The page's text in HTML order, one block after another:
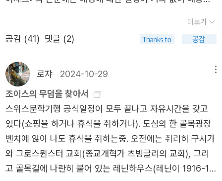
같았으나 뒤편의 유익한 작품 해설 덕분에 충분히 해결할 수
있으니 읽어보고 싶은 사람들에게 도전해 보라고 말할 수 있
다. ​
실에 내쫓기듯 살아온 삶에 완전히 지친상태였습니다. 마을
에 도착해 오벌린 가족은 렌츠를 따뜻하게 대해주지만 오벌
이 지속됩니다. 미움이나 사랑, 의망은 없어지고 끔찍한 공
허와 고통과 불안만 남았습니다. 우리가 존재하는 이유에 대
해 사유해 보고 싶은 책입니다.
인물을 모델로 해서 쓰여진 희곡으로 군인이었던 보이체크
가 자신의 애인을 찔러 살해한 사건을 바탕으로 쓰여졌다. 1
836년에 쓰여진 이 작품은 '현대의 비극'으로 불린다. 사회
는가 등의 심오한 질문을 던지는 작품이다. 주인공 보이체크
는 이발병, 잡역병으로 일하는 군대 졸병이다. 가난했던 터
라 제대로 배우지도 못했고, 결혼비용 때문에 결혼식도 못
올린 채 아기를 가졌으며, 그것 때문에 부도덕하다며 손가락
질을 받는 하층민이다. 돈에 궁했던 보이체크는 온갖 천한
일을 하고, 실험대상이 되어 완두콩만 섭취하면서 오로지 아
내와 아이를 위해 푼돈을 벌며 살아간다. ​보이체크 속 대부
분의 등장인물들은 이름보다는 각 사회계층을 상징하는 신
무한한 잠재성을 가지고 있다. 그 연유는 그만의 독특한 시
선의 예리한 단면이 보여주는 새로운 풍경 때문일 것이다.
사회와 개인이 가지는 피할 수 없는 부조리함, 혁명을 불러
일으키는 심연에서부터 올라오는 분노, 격동하는 투쟁의 동
력은 그의 시선에서 빛을 발한다. 사랑에서 조차 그는 완벽
하면서도 부조리하고, 도피만을 원하는 이기적인 사랑을 찾
아내는 눈을 가지고 있다. <보이체크>와 마찬가지로 실존
인물을 바탕으로 쓴 <렌츠>에서는 정치 비판보다 인간 존
재 자체에 대한 그의 시각도 느낄 수 있었다. 악화되는 정신
병을 극복하고자 노력하는 렌츠의 서신을 기반으로 쓰인 단
편은 의학자이기도 한 뷔히너의 깊은 이해와 공감을 느낄 수
미완성 희곡이다. 오스트리아 작가이자 출판업자인 카를 에
상에 나올 수 있었다. 이 희곡의 주인공인 보이체크는 실존
인물이다. ‘요한 크리스티안 보이체크’가 1821년 어떤 과부
를 살해하고, 1824년 라이프치히 시청 앞 광장에서 공개 처
형되었다. 보이체크는 어린 시절부터 힘든 삶을 살아갔고 용
병으로 군대를 전전한다. 군 생활을 마감하고 1818년 라이
프치히로 돌아와 과부 우스트와 연인관계가 되지만, 그녀가
다른 남자들을 만나자 보이체크는 칼로 찔러 죽인다. 그동안
더보기
공감 (41) 댓글 (2)
로쟈 2024-10-29
조이스의 무덤을 찾아서
스위스문학기행 공식일정이 모두 끝나고 자유시간을 갖고
있다(쇼핑을 하거나 휴식을 취하거나). 도심의 한 골목광장
벤치에 앉아 나도 휴식을 취하는중. 오전에는 취리히 구시가
와 그로스뮌스터 교회(종교개혁가 츠빙글리의 교회), 그리
고 골목길에 나란히 붙어 있는 레닌하우스(레닌이 1916-17